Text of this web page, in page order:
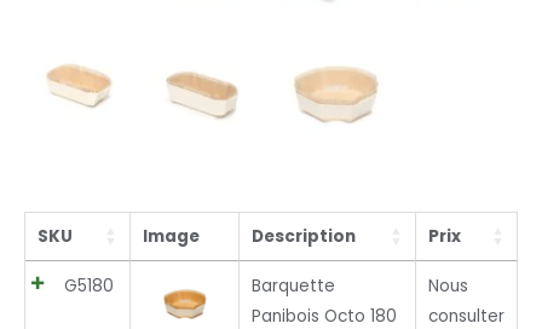
SKU Image Description Prix
G5180
Barquette
Panibois Octo 180
Nous
consulter